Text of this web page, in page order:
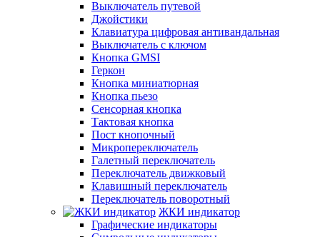
Выключатель путевой
Джойстики
Клавиатура цифровая антивандальная
Выключатель с ключом
Кнопка GMSI
Геркон
Кнопка миниатюрная
Кнопка пьезо
Сенсорная кнопка
Тактовая кнопка
Пост кнопочный
Микропереключатель
Галетный переключатель
Переключатель движковый
Клавишный переключатель
Переключатель поворотный
ЖКИ индикатор
Графические индикаторы